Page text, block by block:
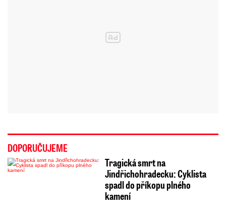
DOPORUČUJEME
Tragická smrt na
Jindřichohradecku: Cyklista
spadl do příkopu plného
kamení